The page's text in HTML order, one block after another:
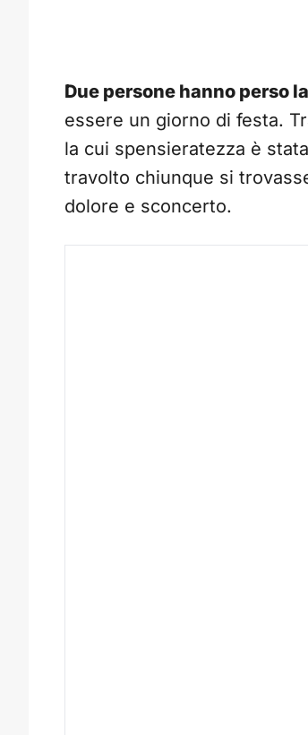
Due persone hanno perso
essere un giorno di festa.
la cui spensieratezza è
travolto chiunque si
dolore e sconcerto.